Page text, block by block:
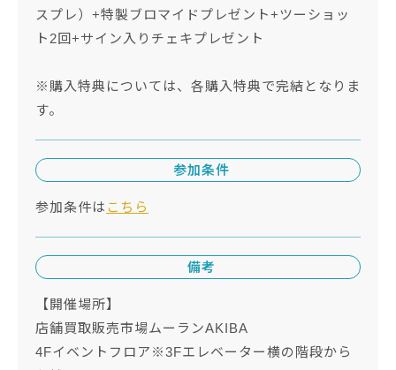
スプレ）+特製ブロマイドプレゼント+ツーショッ
ト2回+サイン入りチェキプレゼント
※購入特典については、各購入特典で完結となりま
す。
参加条件
参加条件は こちら
備考
【開催場所】
店舗買取販売市場ムーランAKIBA
4Fイベントフロア※3Fエレベーター横の階段から